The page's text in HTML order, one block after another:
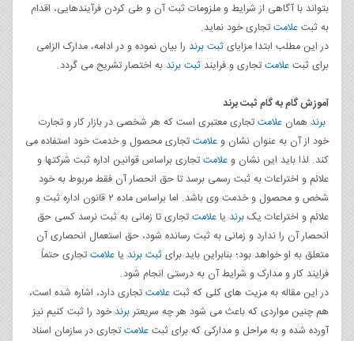
بتواند با آگاهی از شرایط و ملزومات ثبت آن و طی کردن فرآیندهایی، اقدام
به ثبتعلامتتجاری خود نماید.
در این مطلب ابتدا مزایایثبت برند را بیان نموده و در ادامه، مدارک الزامی
برای ثبتعلامتتجاری و فرایند ثبت برند به اختصار تشریح می گردد.
آموزش گام به گام ثبت برند
برند همان علامتتجاری معتبری است که هر شخصی در بازار کار و تجارت
خود از آن به عنوان نشان وعلامتتجاری محصول و خدمت خود استفاده می
کند. لذا باید این نشان وعلامتتجاری براساس قوانین اداره ثبت شرکتها و
علائم و اختراعات به ثبت رسمی برسد تا حق انحصار آن فقط مربوط به خود
شخص و محصول و خدمت وی باشد. اما براساس ماده ۲ قانون اداره ثبت و
علائم و اختراعات یکبرند یاعلامتتجاری تا زمانی به ثبت نرسد کسی حق
انحصار آن را ندارد و زمانی به ثبت رسانده شود، حق استعمال انحصاری آن
متعلق به او خواهد بود؛ بنابراین باید برایثبت برند یاعلامتتجاری حتماً
فرایند کار و مدارک و شرایط آن به درستی انجام شود.
در این مقاله به مزیت های کلی که ثبتعلامتتجاری دارد، اشاره شده است،
هم چنین مواردی که باعث می شود هر چه سریعتربرندخود را ثبت کنیم نیز
آورده شده و به مراحل و مدارکی که برای ثبتعلامتتجاری در سازمان اسناد